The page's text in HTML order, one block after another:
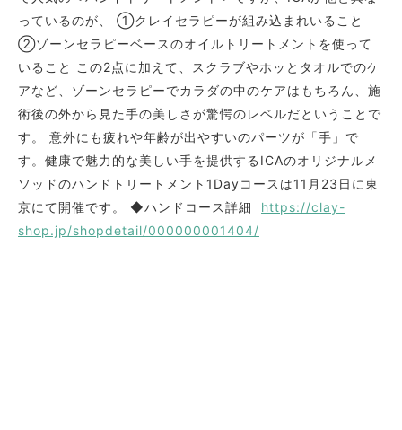
っているのが、 ①クレイセラピーが組み込まれいること
②ゾーンセラピーベースのオイルトリートメントを使って
いること この2点に加えて、スクラブやホッとタオルでのケ
アなど、ゾーンセラピーでカラダの中のケアはもちろん、施
術後の外から見た手の美しさが驚愕のレベルだということで
す。 意外にも疲れや年齢が出やすいのパーツが「手」で
す。健康で魅力的な美しい手を提供するICAのオリジナルメ
ソッドのハンドトリートメント1Dayコースは11月23日に東
京にて開催です。 ◆ハンドコース詳細 https://clay-
shop.jp/shopdetail/000000001404/